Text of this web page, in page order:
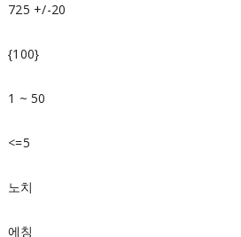
725 +/-20
{100}
1 ~ 50
<=5
노치
에칭